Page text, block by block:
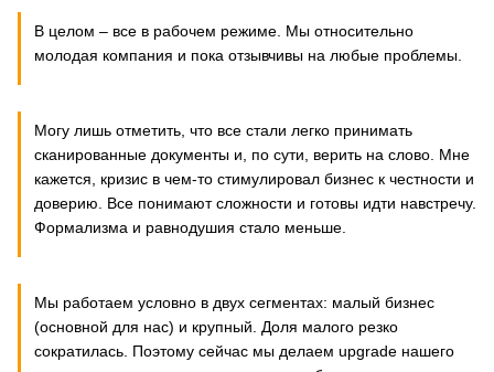
В целом – все в рабочем режиме. Мы относительно
молодая компания и пока отзывчивы на любые проблемы.
Могу лишь отметить, что все стали легко принимать
сканированные документы и, по сути, верить на слово. Мне
кажется, кризис в чем-то стимулировал бизнес к честности и
доверию. Все понимают сложности и готовы идти навстречу.
Формализма и равнодушия стало меньше.
Мы работаем условно в двух сегментах: малый бизнес
(основной для нас) и крупный. Доля малого резко
сократилась. Поэтому сейчас мы делаем upgrade нашего